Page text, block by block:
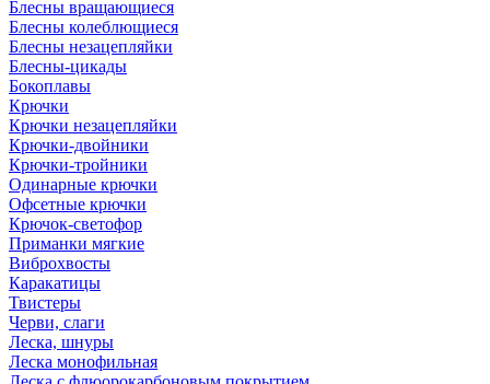
Блесны вращающиеся
Блесны колеблющиеся
Блесны незацепляйки
Блесны-цикады
Бокоплавы
Крючки
Крючки незацепляйки
Крючки-двойники
Крючки-тройники
Одинарные крючки
Офсетные крючки
Крючок-светофор
Приманки мягкие
Виброхвосты
Каракатицы
Твистеры
Черви, слаги
Леска, шнуры
Леска монофильная